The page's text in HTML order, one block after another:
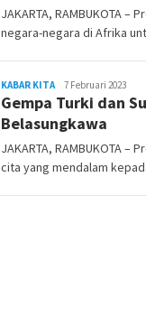
JAKARTA, RAMBUKOTA
negara-negara di Afrika
KABAR KITARambu
Kota
7 Februari 2023
Gempa Turki dan
Belasungkawa
JAKARTA, RAMBUKOTA
cita yang mendalam